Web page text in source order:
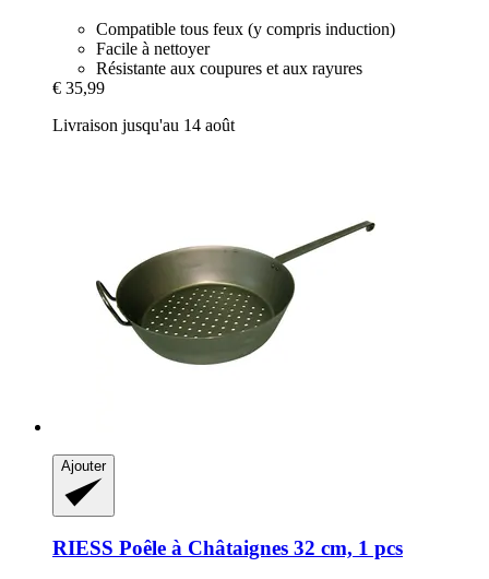
Compatible tous feux (y compris induction)
Facile à nettoyer
Résistante aux coupures et aux rayures
€ 35,99
Livraison jusqu'au 14 août
Ajouter
RIESS Poêle à Châtaignes 32 cm, 1 pcs